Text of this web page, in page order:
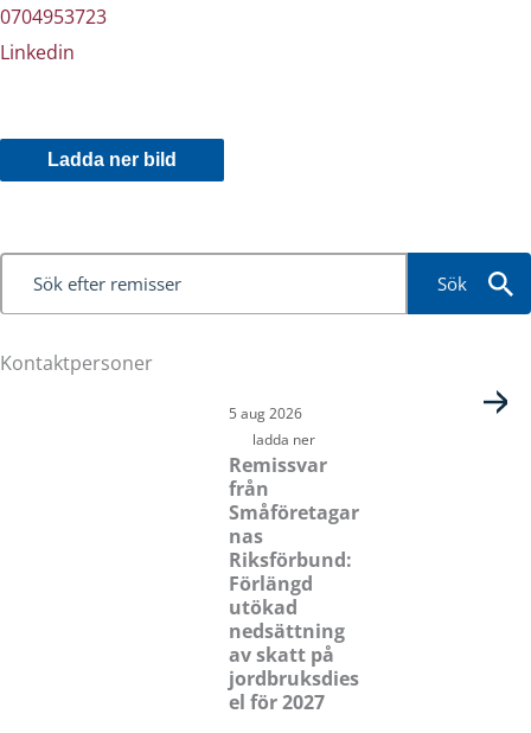
0704953723
Linkedin
Ladda ner bild
Sök
Kontaktpersoner
5 aug 2026
ladda ner
Remissvar
från
Småföretagar
nas
Riksförbund:
Förlängd
utökad
nedsättning
av skatt på
jordbruksdies
el för 2027